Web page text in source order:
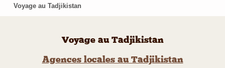
Voyage au Tadjikistan
Voyage au Tadjikistan
Agences locales au Tadjikistan